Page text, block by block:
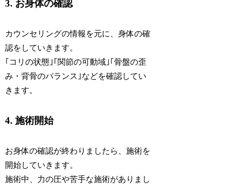
3. お身体の確認
カウンセリングの情報を元に、身体の確
認をしていきます。
｢コリの状態｣｢関節の可動域｣｢骨盤の歪
み・背骨のバランス｣などを確認してい
きます。
4. 施術開始
お身体の確認が終わりましたら、施術を
開始していきます。
施術中、力の圧や苦手な施術がありまし